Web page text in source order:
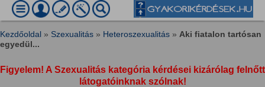
Kezdőoldal » Szexualitás » Heteroszexualitás » Aki fiatalon tartósan
egyedül...
Figyelem! A Szexualitás kategória kérdései kizárólag felnőtt
látogatóinknak szólnak!